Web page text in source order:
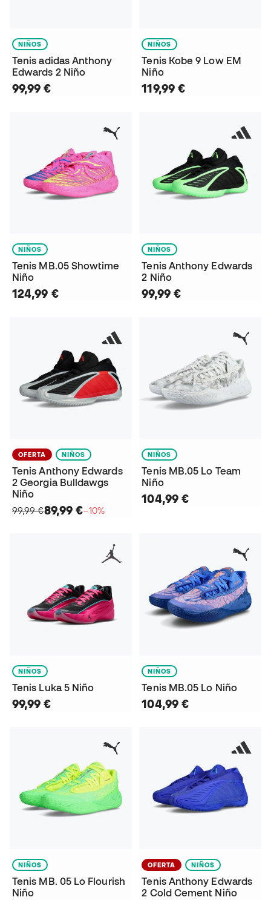
NIÑOS
Tenis adidas Anthony
Edwards 2 Niño
99,99 €
NIÑOS
Tenis Kobe 9 Low EM
Niño
119,99 €
NIÑOS
Tenis MB.05 Showtime
Niño
124,99 €
NIÑOS
Tenis Anthony Edwards
2 Niño
99,99 €
OFERTA NIÑOS
Tenis Anthony Edwards
2 Georgia Bulldawgs
Niño
99,99 €89,99 €−10%
NIÑOS
Tenis MB.05 Lo Team
Niño
104,99 €
NIÑOS
Tenis Luka 5 Niño
99,99 €
NIÑOS
Tenis MB.05 Lo Niño
104,99 €
NIÑOS
Tenis MB. 05 Lo Flourish
Niño
OFERTA NIÑOS
Tenis Anthony Edwards
2 Cold Cement Niño